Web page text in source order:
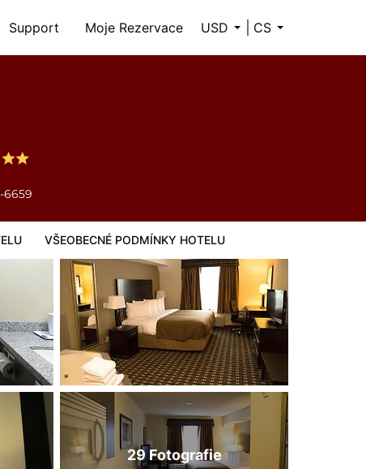
Support Moje Rezervace USD CS
6659
VŠEOBECNÉ PODMÍNKY HOTELU
hotelu
29 Fotografie